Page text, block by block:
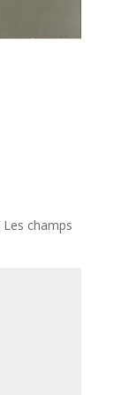
Les champs